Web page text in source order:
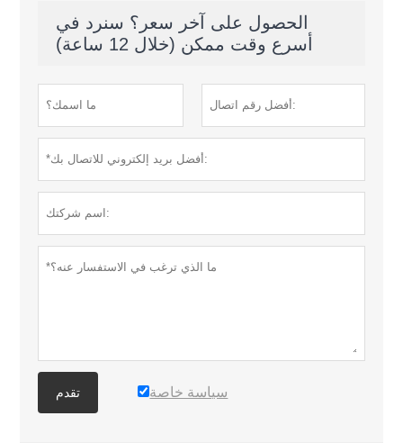
الحصول على آخر سعر؟ سنرد في
أسرع وقت ممكن (خلال 12 ساعة)
تقدم سياسة خاصة